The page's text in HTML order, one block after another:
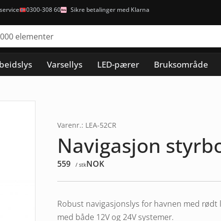
0300-308 60 Sikre betalinger med Klarna
Varsellys LED-pærer Bruksområde
Varenr.: LEA-52CR
Navigasjon
559 / stkNOK
Robust navigasjonslys for havnen med
med både 12V og 24V systemer.